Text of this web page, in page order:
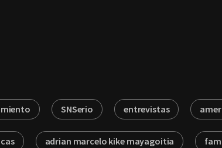
SNSerio entrevistas
adrian marcelo kike mayagoitia